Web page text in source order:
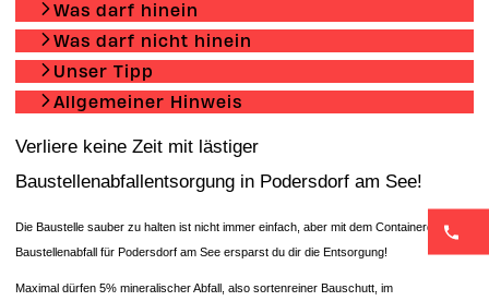
Was darf hinein
Was darf nicht hinein
Unser Tipp
Allgemeiner Hinweis
Verliere keine Zeit mit lästiger
Baustellenabfallentsorgung in Podersdorf am See!
Die Baustelle sauber zu halten ist nicht immer einfach, aber mit dem Containerdienst
Baustellenabfall für Podersdorf am See ersparst du dir die Entsorgung!
Maximal dürfen 5% mineralischer Abfall, also sortenreiner Bauschutt, im